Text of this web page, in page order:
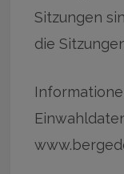
Sitzungen
die